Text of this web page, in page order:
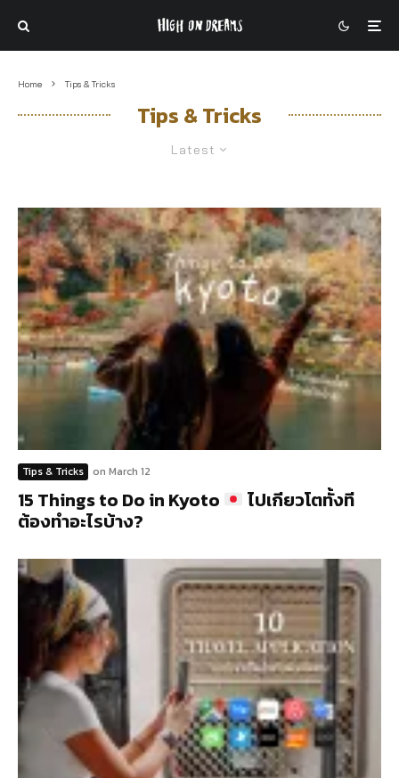
Home Tips & Tricks
Tips & Tricks
Latest
Tips & Tricks on March 12
15 Things to Do in Kyoto
ไปเกียวโตทั้งที
ต้องทำอะไรบ้าง?